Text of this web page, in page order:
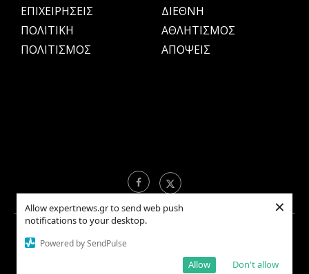
Allow expertnews.gr to send web push
notifications to your desktop.
Powered by SendPulse
Don't allow
Allow
×
ΕΠΙΧΕΙΡΗΣΕΙΣ
ΠΟΛΙΤΙΚΗ
ΠΟΛΙΤΙΣΜΟΣ
ΔΙΕΘΝΗ
ΑΘΛΗΤΙΣΜΟΣ
ΑΠΟΨΕΙΣ